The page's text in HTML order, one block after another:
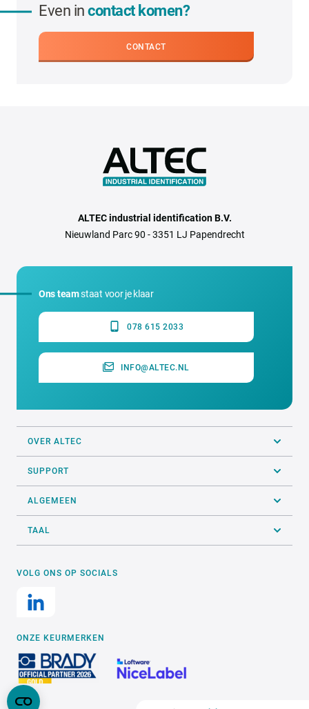
Even in contact komen?
CONTACT
ALTEC industrial identification B.V.
Nieuwland Parc 90 - 3351 LJ Papendrecht
Ons teamstaat voor je klaar
078 615 2033
INFO@ALTEC.NL
OVER ALTEC
SUPPORT
ALGEMEEN
TAAL
VOLG ONS OP SOCIALS
ONZE KEURMERKEN